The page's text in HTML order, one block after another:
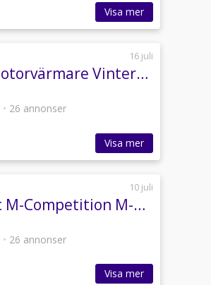
Visa mer
16 juli
Ford Ka 1.2 Titanium Motorvärmare Vinterhjul
• 26 annonser
Visa mer
10 juli
BMW M4 Cab Drivelogic M-Competition M-Drivers M-Preformance
• 26 annonser
Visa mer